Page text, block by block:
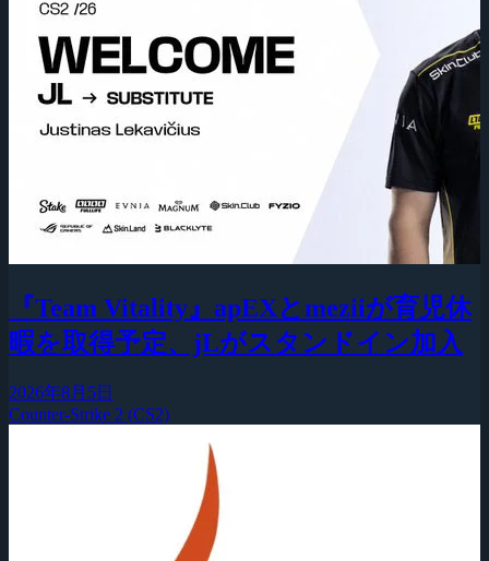
『Team Vitality』apEXとmeziiが育児休
暇を取得予定、jLがスタンドイン加入
2026年8月5日
Counter-Strike 2 (CS2)